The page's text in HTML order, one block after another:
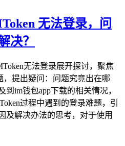
无法登录，问
决？
无法登录展开探讨，聚焦
，提出疑问：问题究竟出在哪
im钱包app下载的相关情况，
过程中遇到的登录难题，引
及解决办法的思考，对于使用